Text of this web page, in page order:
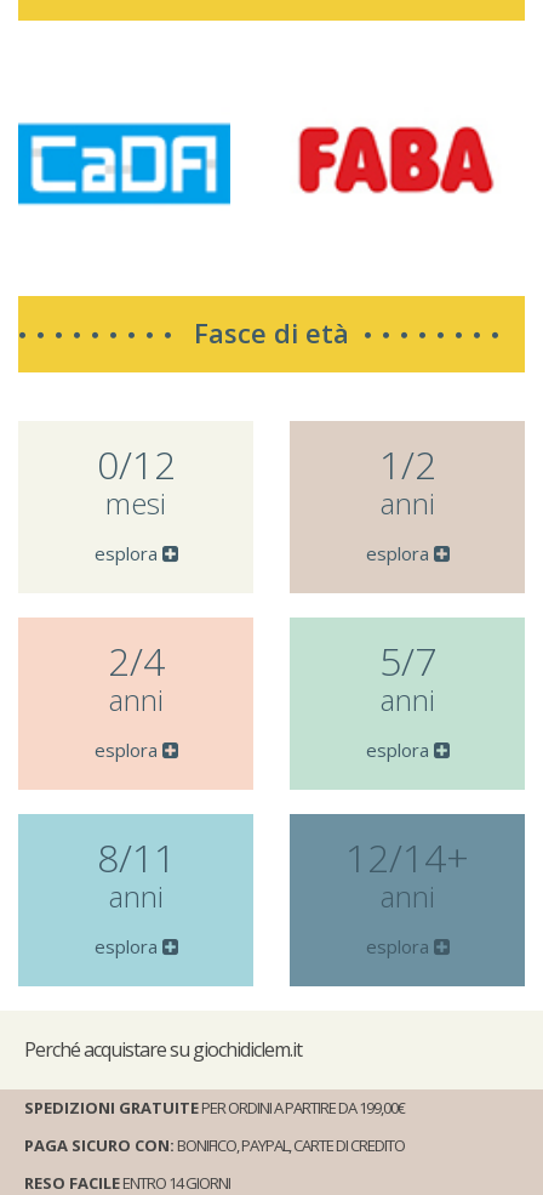
Fasce di età
0/12
mesi
esplora
1/2
anni
esplora
2/4
anni
esplora
5/7
anni
esplora
8/11
anni
esplora
12/14+
anni
esplora
Perchéacquistare su giochidiclem.it
SPEDIZIONI GRATUITEPER ORDINI A PARTIRE DA 199,00€
PAGA SICURO CON: BONIFICO, PAYPAL, CARTE DI CREDITO
RESO FACILEENTRO 14 GIORNI